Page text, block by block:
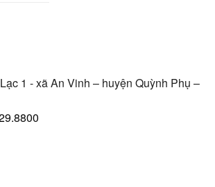
1 - xã An Vinh – huyện Quỳnh Phụ –